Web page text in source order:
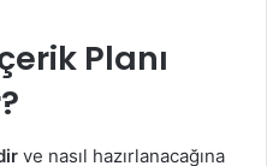
Planı
ve nasıl hazırlanacağına